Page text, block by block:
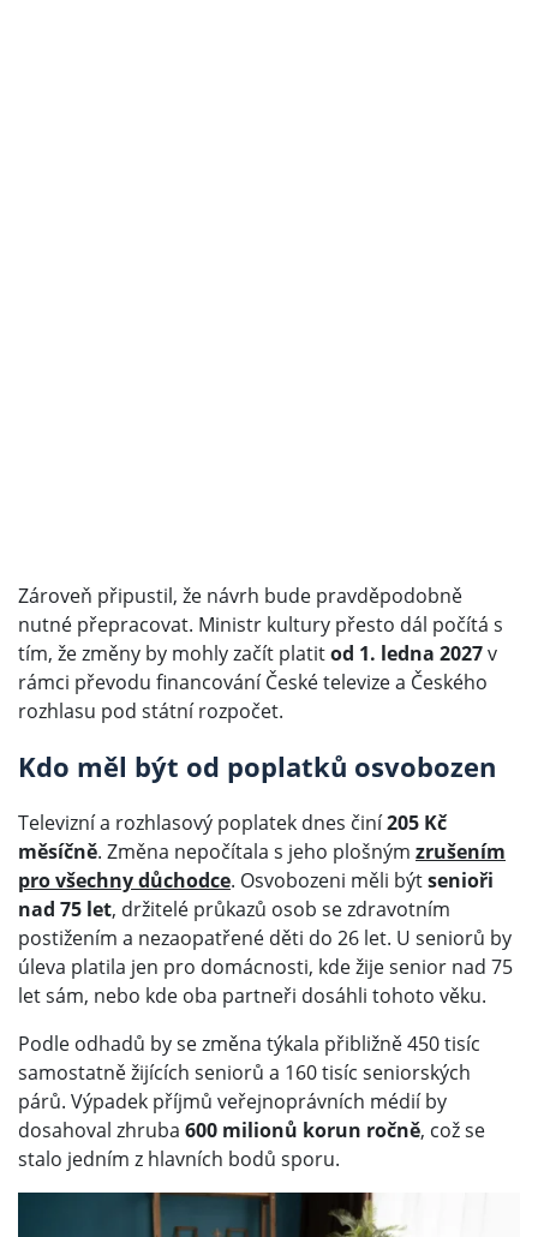
Zároveň připustil, že návrh bude pravděpodobně
nutné přepracovat. Ministr kultury přesto dál počítá s
tím, že změny by mohly začít platitod 1. ledna 2027v
rámci převodu financování České televize a Českého
rozhlasu pod státní rozpočet.
Kdo měl být od poplatků osvobozen
Televizní a rozhlasový poplatek dnes činí205 Kč
měsíčně. Změna nepočítala s jeho plošným zrušením
pro všechny důchodce. Osvobozeni měli býtsenioři
nad 75 let, držitelé průkazů osob se zdravotním
postižením a nezaopatřené děti do 26 let. U seniorů by
úleva platila jen pro domácnosti, kde žije senior nad 75
let sám, nebo kde oba partneři dosáhli tohoto věku.
Podle odhadů by se změna týkala přibližně 450 tisíc
samostatně žijících seniorů a 160 tisíc seniorských
párů. Výpadek příjmů veřejnoprávních médií by
dosahoval zhruba 600 milionů korun ročně, což se
stalo jedním z hlavních bodů sporu.